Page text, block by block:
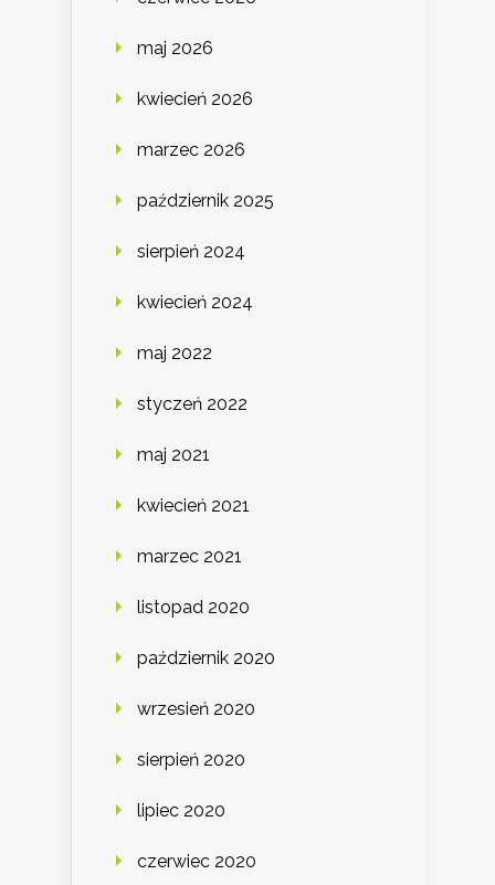
maj 2026
kwiecień 2026
marzec 2026
październik 2025
sierpień 2024
kwiecień 2024
maj 2022
styczeń 2022
maj 2021
kwiecień 2021
marzec 2021
listopad 2020
październik 2020
wrzesień 2020
sierpień 2020
lipiec 2020
czerwiec 2020